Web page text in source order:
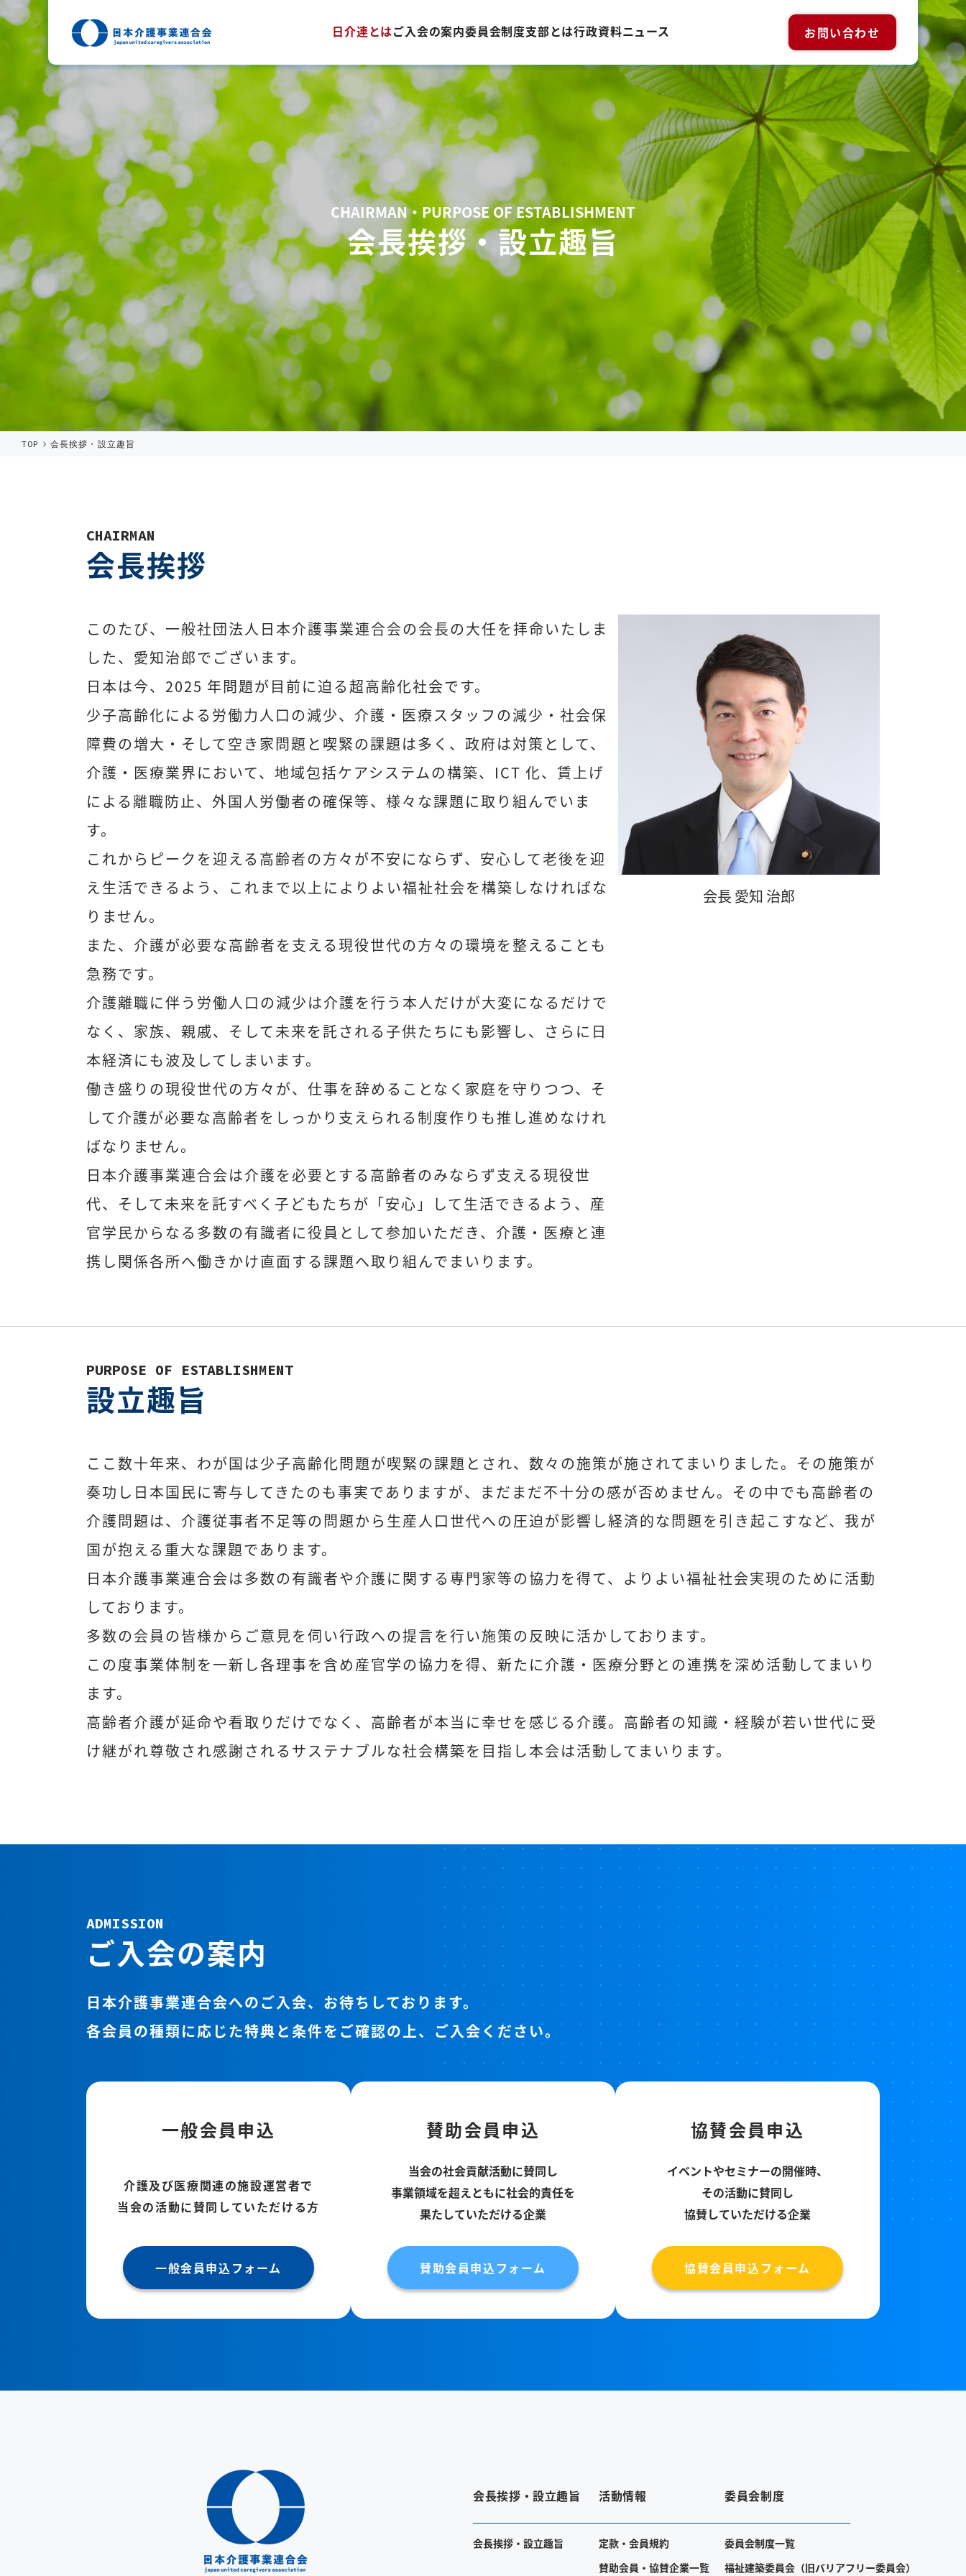
日介連とはご入会の案内委員会制度支部とは行政資料ニュース お問い合わせ
CHAIRMAN・PURPOSE OF ESTABLISHMENT
会長挨拶・設立趣旨
TOP 会長挨拶・設立趣旨
CHAIRMAN
会長挨拶
このたび、一般社団法人日本介護事業連合会の会長の大任を拝命いたしま
した、愛知治郎でございます。
日本は今、2025 年問題が目前に迫る超高齢化社会です。
少子高齢化による労働力人口の減少、介護・医療スタッフの減少・社会保
障費の増大・そして空き家問題と喫緊の課題は多く、政府は対策として、
介護・医療業界において、地域包括ケアシステムの構築、ICT 化、賃上げ
による離職防止、外国人労働者の確保等、様々な課題に取り組んでいま
す。
これからピークを迎える高齢者の方々が不安にならず、安心して老後を迎
え生活できるよう、これまで以上によりよい福祉社会を構築しなければな
りません。
また、介護が必要な高齢者を支える現役世代の方々の環境を整えることも
急務です。
介護離職に伴う労働人口の減少は介護を行う本人だけが大変になるだけで
なく、家族、親戚、そして未来を託される子供たちにも影響し、さらに日
本経済にも波及してしまいます。
働き盛りの現役世代の方々が、仕事を辞めることなく家庭を守りつつ、そ
して介護が必要な高齢者をしっかり支えられる制度作りも推し進めなけれ
ばなりません。
日本介護事業連合会は介護を必要とする高齢者のみならず支える現役世
代、そして未来を託すべく子どもたちが「安心」して生活できるよう、産
官学民からなる多数の有識者に役員として参加いただき、介護・医療と連
携し関係各所へ働きかけ直面する課題へ取り組んでまいります。
会長 愛知 治郎
PURPOSE OF ESTABLISHMENT
設立趣旨
ここ数十年来、わが国は少子高齢化問題が喫緊の課題とされ、数々の施策が施されてまいりました。その施策が
奏功し日本国民に寄与してきたのも事実でありますが、まだまだ不十分の感が否めません。その中でも高齢者の
介護問題は、介護従事者不足等の問題から生産人口世代への圧迫が影響し経済的な問題を引き起こすなど、我が
国が抱える重大な課題であります。
日本介護事業連合会は多数の有識者や介護に関する専門家等の協力を得て、よりよい福祉社会実現のために活動
しております。
多数の会員の皆様からご意見を伺い行政への提言を行い施策の反映に活かしております。
この度事業体制を一新し各理事を含め産官学の協力を得、新たに介護・医療分野との連携を深め活動してまいり
ます。
高齢者介護が延命や看取りだけでなく、高齢者が本当に幸せを感じる介護。高齢者の知識・経験が若い世代に受
け継がれ尊敬され感謝されるサステナブルな社会構築を目指し本会は活動してまいります。
ADMISSION
ご入会の案内
日本介護事業連合会へのご入会、お待ちしております。
各会員の種類に応じた特典と条件をご確認の上、ご入会ください。
一般会員申込
介護及び医療関連の施設運営者で
当会の活動に賛同していただける方
一般会員申込フォーム
賛助会員申込
当会の社会貢献活動に賛同し
事業領域を超えともに社会的責任を
果たしていただける企業
賛助会員申込フォーム
協賛会員申込
イベントやセミナーの開催時、
その活動に賛同し
協賛していただける企業
協賛会員申込フォーム
会長挨拶・設立趣旨
会長挨拶・設立趣旨
活動情報
定款・会員規約
賛助会員・協賛企業一覧
委員会制度
委員会制度一覧
福祉建築委員会（旧バリアフリー委員会）